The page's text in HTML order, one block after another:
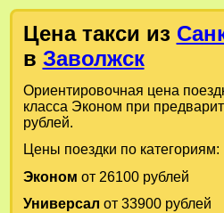
Цена такси из
в Заволжск
Ориентировочная цена
класса Эконом при
рублей.
Цены поездки по категориям:
Эконом от 26100 рублей
Универсал от 33900 рублей